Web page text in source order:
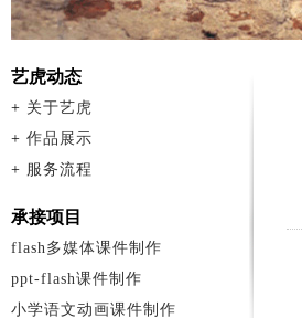
艺虎动态
+ 关于艺虎
+ 作品展示
+ 服务流程
承接项目
flash多媒体课件制作
ppt-flash课件制作
小学语文动画课件制作